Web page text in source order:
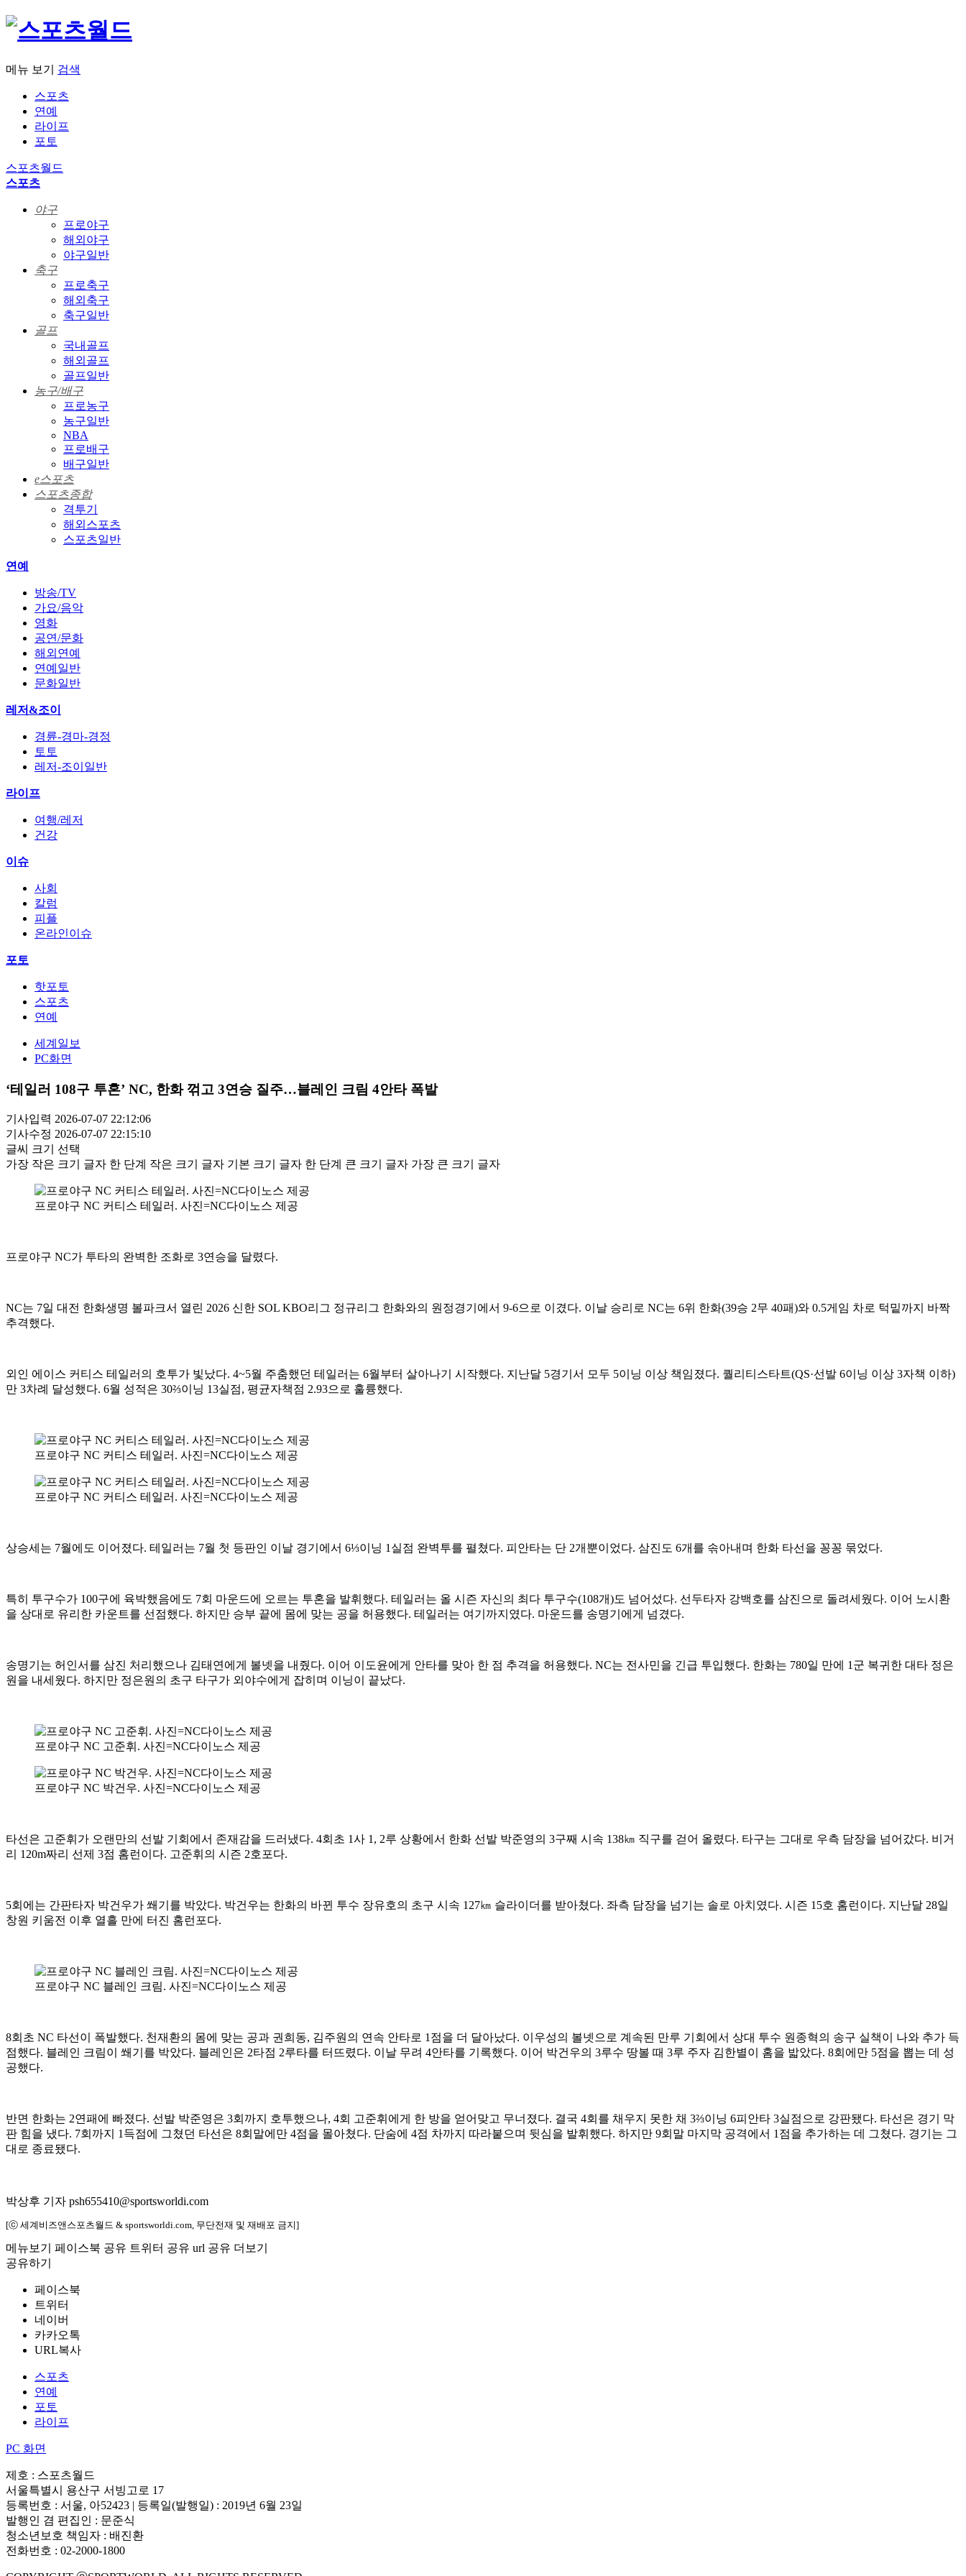
메뉴 보기 검색
스포츠
연예
라이프
포토
스포츠월드
스포츠
야구
프로야구
해외야구
야구일반
축구
프로축구
해외축구
축구일반
골프
국내골프
해외골프
골프일반
농구/배구
프로농구
농구일반
NBA
프로배구
배구일반
e스포츠
스포츠종합
격투기
해외스포츠
스포츠일반
연예
방송/TV
가요/음악
영화
공연/문화
해외연예
연예일반
문화일반
레저&조이
경륜-경마-경정
토토
레저-조이일반
라이프
여행/레저
건강
이슈
사회
칼럼
피플
온라인이슈
포토
핫포토
스포츠
연예
세계일보
PC화면
‘테일러 108구 투혼’ NC, 한화 꺾고 3연승 질주…블레인 크림 4안타 폭발
기사입력 2026-07-07 22:12:06
기사수정 2026-07-07 22:15:10
글씨 크기 선택
가장 작은 크기 글자 한 단계 작은 크기 글자 기본 크기 글자 한 단계 큰 크기 글자 가장 큰 크기 글자
프로야구 NC 커티스 테일러. 사진=NC다이노스 제공
프로야구 NC가 투타의 완벽한 조화로 3연승을 달렸다.
NC는 7일 대전 한화생명 볼파크서 열린 2026 신한 SOL KBO리그 정규리그 한화와의 원정경기에서 9-6으로 이겼다. 이날 승리로 NC는 6위 한화(39승 2무 40패)와 0.5게임 차로 턱밑까지 바짝
추격했다.
외인 에이스 커티스 테일러의 호투가 빛났다. 4~5월 주춤했던 테일러는 6월부터 살아나기 시작했다. 지난달 5경기서 모두 5이닝 이상 책임졌다. 퀄리티스타트(QS·선발 6이닝 이상 3자책 이하)
만 3차례 달성했다. 6월 성적은 30⅔이닝 13실점, 평균자책점 2.93으로 훌륭했다.
프로야구 NC 커티스 테일러. 사진=NC다이노스 제공
프로야구 NC 커티스 테일러. 사진=NC다이노스 제공
상승세는 7월에도 이어졌다. 테일러는 7월 첫 등판인 이날 경기에서 6⅓이닝 1실점 완벽투를 펼쳤다. 피안타는 단 2개뿐이었다. 삼진도 6개를 솎아내며 한화 타선을 꽁꽁 묶었다.
특히 투구수가 100구에 육박했음에도 7회 마운드에 오르는 투혼을 발휘했다. 테일러는 올 시즌 자신의 최다 투구수(108개)도 넘어섰다. 선두타자 강백호를 삼진으로 돌려세웠다. 이어 노시환
을 상대로 유리한 카운트를 선점했다. 하지만 승부 끝에 몸에 맞는 공을 허용했다. 테일러는 여기까지였다. 마운드를 송명기에게 넘겼다.
송명기는 허인서를 삼진 처리했으나 김태연에게 볼넷을 내줬다. 이어 이도윤에게 안타를 맞아 한 점 추격을 허용했다. NC는 전사민을 긴급 투입했다. 한화는 780일 만에 1군 복귀한 대타 정은
원을 내세웠다. 하지만 정은원의 초구 타구가 외야수에게 잡히며 이닝이 끝났다.
프로야구 NC 고준휘. 사진=NC다이노스 제공
프로야구 NC 박건우. 사진=NC다이노스 제공
타선은 고준휘가 오랜만의 선발 기회에서 존재감을 드러냈다. 4회초 1사 1, 2루 상황에서 한화 선발 박준영의 3구째 시속 138㎞ 직구를 걷어 올렸다. 타구는 그대로 우측 담장을 넘어갔다. 비거
리 120m짜리 선제 3점 홈런이다. 고준휘의 시즌 2호포다.
5회에는 간판타자 박건우가 쐐기를 박았다. 박건우는 한화의 바뀐 투수 장유호의 초구 시속 127㎞ 슬라이더를 받아쳤다. 좌측 담장을 넘기는 솔로 아치였다. 시즌 15호 홈런이다. 지난달 28일
창원 키움전 이후 열흘 만에 터진 홈런포다.
프로야구 NC 블레인 크림. 사진=NC다이노스 제공
8회초 NC 타선이 폭발했다. 천재환의 몸에 맞는 공과 권희동, 김주원의 연속 안타로 1점을 더 달아났다. 이우성의 볼넷으로 계속된 만루 기회에서 상대 투수 원종혁의 송구 실책이 나와 추가 득
점했다. 블레인 크림이 쐐기를 박았다. 블레인은 2타점 2루타를 터뜨렸다. 이날 무려 4안타를 기록했다. 이어 박건우의 3루수 땅볼 때 3루 주자 김한별이 홈을 밟았다. 8회에만 5점을 뽑는 데 성
공했다.
반면 한화는 2연패에 빠졌다. 선발 박준영은 3회까지 호투했으나, 4회 고준휘에게 한 방을 얻어맞고 무너졌다. 결국 4회를 채우지 못한 채 3⅔이닝 6피안타 3실점으로 강판됐다. 타선은 경기 막
판 힘을 냈다. 7회까지 1득점에 그쳤던 타선은 8회말에만 4점을 몰아쳤다. 단숨에 4점 차까지 따라붙으며 뒷심을 발휘했다. 하지만 9회말 마지막 공격에서 1점을 추가하는 데 그쳤다. 경기는 그
대로 종료됐다.
박상후 기자 psh655410@sportsworldi.com
[ⓒ 세계비즈앤스포츠월드 & sportsworldi.com, 무단전재 및 재배포 금지]
메뉴보기 페이스북 공유 트위터 공유 url 공유 더보기
공유하기
페이스북
트위터
네이버
카카오톡
URL복사
스포츠
연예
포토
라이프
PC 화면
제호 : 스포츠월드
서울특별시 용산구 서빙고로 17
등록번호 : 서울, 아52423 | 등록일(발행일) : 2019년 6월 23일
발행인 겸 편집인 : 문준식
청소년보호 책임자 : 배진환
전화번호 : 02-2000-1800